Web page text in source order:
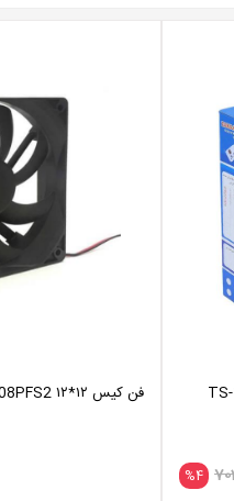
%4
فن کیس ۱۲*۱۲ Eleven KD1208PFS2